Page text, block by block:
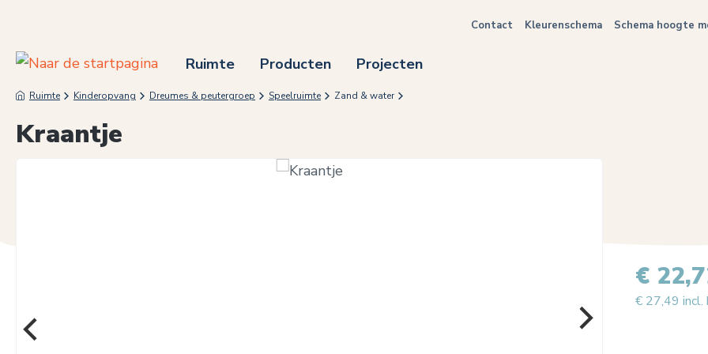
Contact Kleurenschema Schema hoogte
Ruimte Producten Projecten
Ruimte Kinderopvang Dreumes & peutergroep Speelruimte Zand & water
Kraantje
€
€ 27,49